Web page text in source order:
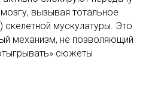
вызывая тотальное
скелетной мускулатуры. Это
механизм, не позволяющий
сюжеты